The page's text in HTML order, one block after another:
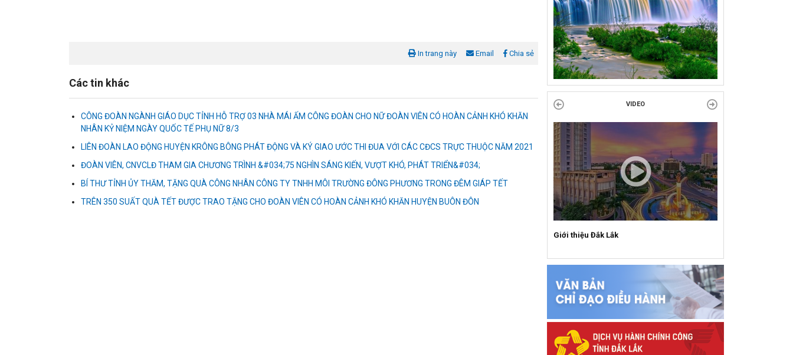
In trang này Email Chia sẻ
Các tin khác
CÔNG ĐOÀN NGÀNH GIÁO DỤC TỈNH HỖ TRỢ 03 NHÀ MÁI ẤM CÔNG ĐOÀN CHO NỮ ĐOÀN VIÊN CÓ HOÀN CẢNH KHÓ KHĂN
NHÂN KỶ NIỆM NGÀY QUỐC TẾ PHỤ NỮ 8/3
LIÊN ĐOÀN LAO ĐỘNG HUYỆN KRÔNG BÔNG PHÁT ĐỘNG VÀ KÝ GIAO ƯỚC THI ĐUA VỚI CÁC CĐCS TRỰC THUỘC NĂM 2021
ĐOÀN VIÊN, CNVCLĐ THAM GIA CHƯƠNG TRÌNH &#034;75 NGHÌN SÁNG KIẾN, VƯỢT KHÓ, PHÁT TRIỂN&#034;
BÍ THƯ TỈNH ỦY THĂM, TẶNG QUÀ CÔNG NHÂN CÔNG TY TNHH MÔI TRƯỜNG ĐÔNG PHƯƠNG TRONG ĐÊM GIÁP TẾT
TRÊN 350 SUẤT QUÀ TẾT ĐƯỢC TRAO TẶNG CHO ĐOÀN VIÊN CÓ HOÀN CẢNH KHÓ KHĂN HUYỆN BUÔN ĐÔN
LIỆT SĨ, THƯƠNG BINH VÀ NGƯỜI CÓ CÔNG
VỚI CÁCH MẠNG!
Công đoàn phường Tuy Hòa tổ chức chuỗi
hoạt động chào mừng 97 năm ngày thành lập
Công đoàn Việt Nam (28/7/1929 –...
VIDEO
Giới thiệu Đắk Lắk